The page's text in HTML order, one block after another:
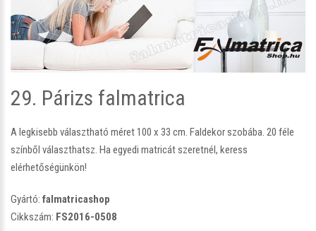
29. Párizs falmatrica
A legkisebb választható méret 100 x 33 cm. Faldekor szobába. 20 féle
színből választhatsz. Ha egyedi matricát szeretnél, keress
elérhetőségünkön!
Gyártó: falmatricashop
Cikkszám: FS2016-0508